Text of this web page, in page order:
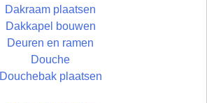
Dakraam plaatsen
Dakkapel bouwen
Deuren en ramen
Douche
Douchebak plaatsen